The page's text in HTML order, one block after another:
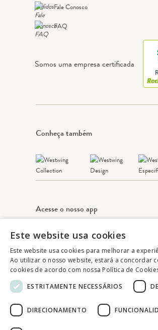
Fale Conosco
FAQ
Somos uma empresa certificada
Conheça também
Acesse o nosso app
Apple Store Google play
© 2025 Westwing Comércio
WESTWING COMÉRCIO
CNPJ: 14.776.142/0001-50
Endereço: Av. Queiroz Filho, 1700
Este website usa cookies
Este website usa cookies para melhorar a
Ao utilizar o nosso website, estará a concordar
cookies de acordo com nossa Política de
ESTRITAMENTE NECESSÁRIOS
DIRECIONAMENTO